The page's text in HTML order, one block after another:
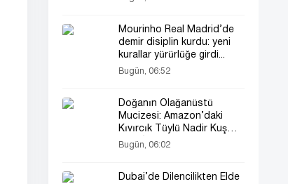
Mourinho Real Madrid’de
demir disiplin kurdu: yeni
kurallar yürürlüğe girdi...
Bugün, 06:52
Doğanın Olağanüstü
Mucizesi: Amazon’daki
Kıvırcık Tüylü Nadir Kuş
Bilim İnsanlarını Bile
Bugün, 06:02
Dubai’de Dilencilikten Elde